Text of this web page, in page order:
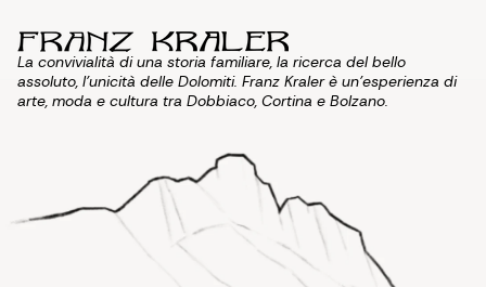
La convivialità di una storia familiare, la ricerca del bello
assoluto, l'unicità delle Dolomiti. Franz Kraler è un'esperienza di
arte, moda e cultura tra Dobbiaco, Cortina e Bolzano.